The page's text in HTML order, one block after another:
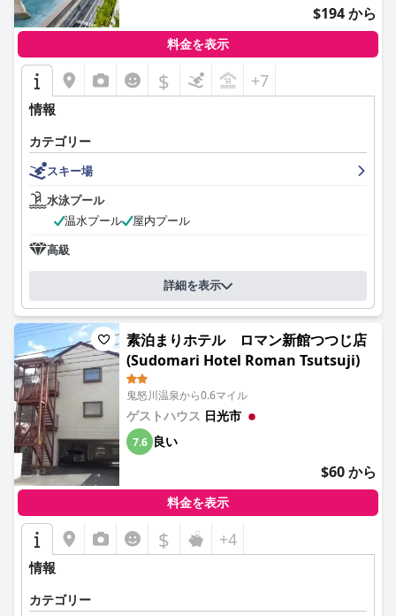
$194 から
料金を表示
$ +7
情報
カテゴリー
スキー場
水泳プール
温水プール
屋内プール
高級
詳細を表示
素泊まりホテル ロマン新館つつじ店
(Sudomari Hotel Roman Tsutsuji)
鬼怒川温泉から0.6マイル
ゲストハウス 日光市
7.6 良い
$60 から
料金を表示
$ +4
情報
カテゴリー